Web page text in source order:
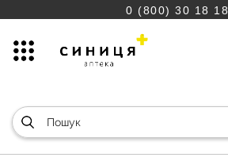
0 (800) 30 18 18